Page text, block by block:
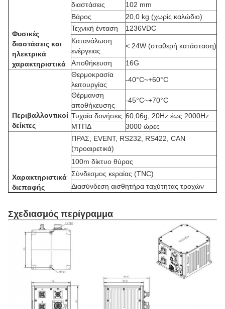
Φυσικές
διαστάσεις και
ηλεκτρικά
χαρακτηριστικά
διαστάσεις
102 mm
Βάρος
20,0 kg (χωρίς καλώδιο)
Τεχνική ένταση
1236VDC
Κατανάλωση
ενέργειας
< 24W (σταθερή κατάσταση)
Αποθήκευση 16G
Περιβαλλοντικοί
δείκτες
Θερμοκρασία
λειτουργίας
-40°C~+60°C
Θέρμανση
αποθήκευσης
-45°C~+70°C
Τυχαία δονήσεις 60,06g, 20Hz έως 2000Hz
ΜΤΠΔ
3000 ώρες
Χαρακτηριστικά
διεπαφής
ΠΡΑΣ, EVENT, RS232, RS422, CAN
(προαιρετικά)
100m δίκτυο θύρας
Σύνδεσμος κεραίας (TNC)
Διασύνδεση αισθητήρα ταχύτητας τροχών
Σχεδιασμός περίγραμμα